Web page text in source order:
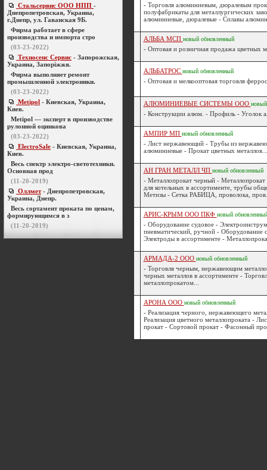
Стальсервис ООО НПП -
Днепропетровская, Украина,
г.Днепр, ул. Гаванская 9Б.
Фирма работает в сфере
производства и импорта стро
(03-23-2022)
Техносенс Сервис - Запорожская,
Украина, Запоріжжя.
Фирма выполняет ремонт
промышленной электроники.
(03-23-2022)
Metipol - Киевская, Украина,
Киев.
Metipol — эксперт в производстве
рулонной оцинкова
(03-23-2022)
ElectroSale - Киевская, Украина,
Киев.
Весь спектр электро-светотехники.
Основная прод
(11-20-2019)
Оллмет- Днепропетровская,
Украина, Днепр.
Весь сортамент проката по ценам,
формирующимся в з
(11-20-2019)
- Торговля алюминиевым, дюралевым
полуфабрикаты для металлургических
алюминиевые, дюралевые - Сплавы
АЛЬБА МСП новый обновленный
- Оптовая и розничная продажа цветных
АЛЬБАТРОС новый обновленный
- Оптовая и мелкооптовая торговля
АЛЮМИНИЕВЫЕ СИСТЕМЫ ООО новый
- Конструкции алюм. - Профиль - Уголок
АМПИР МП новый обновленный
- Лист нержавеющий - Трубы из
алюминиевые - Прокат цветных металлов...
АН ГРАН МЕТАЛЛ ЧП новый обновленный
- Металлопрокат черный -
для котельных в ассортименте, трубы
Метизы - Сетка РАБИЦА, проволока,
АРИС-КРЫМ ООО ПКФ новый
- Оборудование судовое -
пневматический, ручной - Оборудование
Электроды в ассортименте -
АРМАДА-2 ООО новый обновленный
- Торговля черным, нержавеющим
черных металлов в ассортименте -
металлопрокатом...
АРОНА ООО новый обновленный
- Реализация черного, нержавеющего
Реализация цветного металлопроката -
прокат - Сортовой прокат - Фасонный